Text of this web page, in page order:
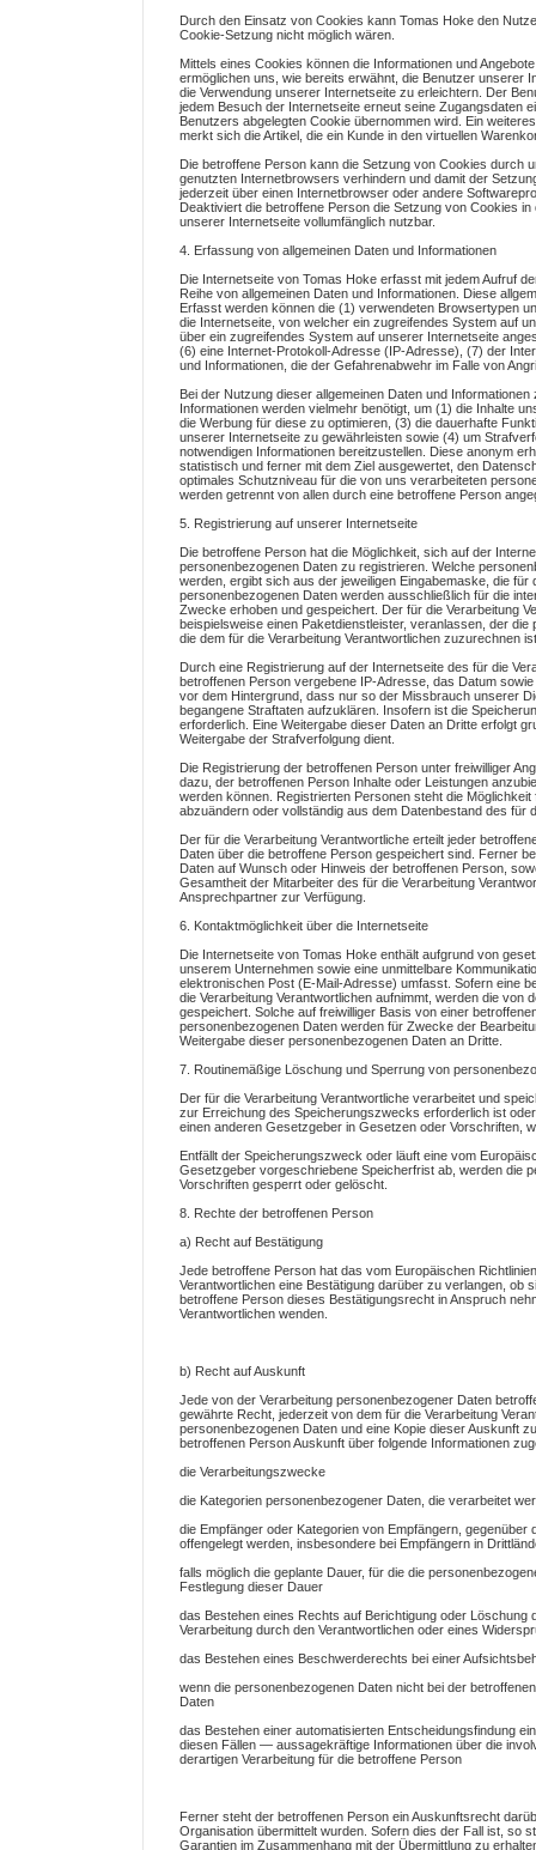
Durch den Einsatz von Cookies kann Tomas Hoke den
Cookie-Setzung nicht möglich wären.
Mittels eines Cookies können die Informationen und
ermöglichen uns, wie bereits erwähnt, die Benutzer unserer
die Verwendung unserer Internetseite zu erleichtern. Der
jedem Besuch der Internetseite erneut seine Zugangsdaten
Benutzers abgelegten Cookie übernommen wird. Ein
merkt sich die Artikel, die ein Kunde in den virtuellen
Die betroffene Person kann die Setzung von Cookies durch
genutzten Internetbrowsers verhindern und damit der
jederzeit über einen Internetbrowser oder andere
Deaktiviert die betroffene Person die Setzung von Cookies
unserer Internetseite vollumfänglich nutzbar.
4. Erfassung von allgemeinen Daten und Informationen
Die Internetseite von Tomas Hoke erfasst mit jedem Aufruf
Reihe von allgemeinen Daten und Informationen. Diese
Erfasst werden können die (1) verwendeten Browsertypen
die Internetseite, von welcher ein zugreifendes System auf
über ein zugreifendes System auf unserer Internetseite
(6) eine Internet-Protokoll-Adresse (IP-Adresse), (7) der
und Informationen, die der Gefahrenabwehr im Falle von
Bei der Nutzung dieser allgemeinen Daten und
Informationen werden vielmehr benötigt, um (1) die Inhalte
die Werbung für diese zu optimieren, (3) die dauerhafte
unserer Internetseite zu gewährleisten sowie (4) um
notwendigen Informationen bereitzustellen. Diese anonym
statistisch und ferner mit dem Ziel ausgewertet, den
optimales Schutzniveau für die von uns verarbeiteten
werden getrennt von allen durch eine betroffene Person
5. Registrierung auf unserer Internetseite
Die betroffene Person hat die Möglichkeit, sich auf der
personenbezogenen Daten zu registrieren. Welche
werden, ergibt sich aus der jeweiligen Eingabemaske, die
personenbezogenen Daten werden ausschließlich für die
Zwecke erhoben und gespeichert. Der für die Verarbeitung
beispielsweise einen Paketdienstleister, veranlassen, der
die dem für die Verarbeitung Verantwortlichen zuzurechnen
Durch eine Registrierung auf der Internetseite des für die
betroffenen Person vergebene IP-Adresse, das Datum
vor dem Hintergrund, dass nur so der Missbrauch unserer
begangene Straftaten aufzuklären. Insofern ist die
erforderlich. Eine Weitergabe dieser Daten an Dritte erfolgt
Weitergabe der Strafverfolgung dient.
Die Registrierung der betroffenen Person unter freiwilliger
dazu, der betroffenen Person Inhalte oder Leistungen
werden können. Registrierten Personen steht die
abzuändern oder vollständig aus dem Datenbestand des für
Der für die Verarbeitung Verantwortliche erteilt jeder
Daten über die betroffene Person gespeichert sind. Ferner
Daten auf Wunsch oder Hinweis der betroffenen Person,
Gesamtheit der Mitarbeiter des für die Verarbeitung
Ansprechpartner zur Verfügung.
6. Kontaktmöglichkeit über die Internetseite
Die Internetseite von Tomas Hoke enthält aufgrund von
unserem Unternehmen sowie eine unmittelbare
elektronischen Post (E-Mail-Adresse) umfasst. Sofern eine
die Verarbeitung Verantwortlichen aufnimmt, werden die
gespeichert. Solche auf freiwilliger Basis von einer
personenbezogenen Daten werden für Zwecke der
Weitergabe dieser personenbezogenen Daten an Dritte.
7. Routinemäßige Löschung und Sperrung von
Der für die Verarbeitung Verantwortliche verarbeitet und
zur Erreichung des Speicherungszwecks erforderlich ist
einen anderen Gesetzgeber in Gesetzen oder Vorschriften,
Entfällt der Speicherungszweck oder läuft eine vom
Gesetzgeber vorgeschriebene Speicherfrist ab, werden die
Vorschriften gesperrt oder gelöscht.
8. Rechte der betroffenen Person
a) Recht auf Bestätigung
Jede betroffene Person hat das vom Europäischen
Verantwortlichen eine Bestätigung darüber zu verlangen, ob
betroffene Person dieses Bestätigungsrecht in Anspruch
Verantwortlichen wenden.
b) Recht auf Auskunft
Jede von der Verarbeitung personenbezogener Daten
gewährte Recht, jederzeit von dem für die Verarbeitung
personenbezogenen Daten und eine Kopie dieser Auskunft
betroffenen Person Auskunft über folgende Informationen
die Verarbeitungszwecke
die Kategorien personenbezogener Daten, die verarbeitet
die Empfänger oder Kategorien von Empfängern,
offengelegt werden, insbesondere bei Empfängern in
falls möglich die geplante Dauer, für die die
Festlegung dieser Dauer
das Bestehen eines Rechts auf Berichtigung oder
Verarbeitung durch den Verantwortlichen oder eines
das Bestehen eines Beschwerderechts bei einer
wenn die personenbezogenen Daten nicht bei der
Daten
das Bestehen einer automatisierten Entscheidungsfindung
diesen Fällen — aussagekräftige Informationen über die
derartigen Verarbeitung für die betroffene Person
Ferner steht der betroffenen Person ein Auskunftsrecht
Organisation übermittelt wurden. Sofern dies der Fall ist, so
Garantien im Zusammenhang mit der Übermittlung zu